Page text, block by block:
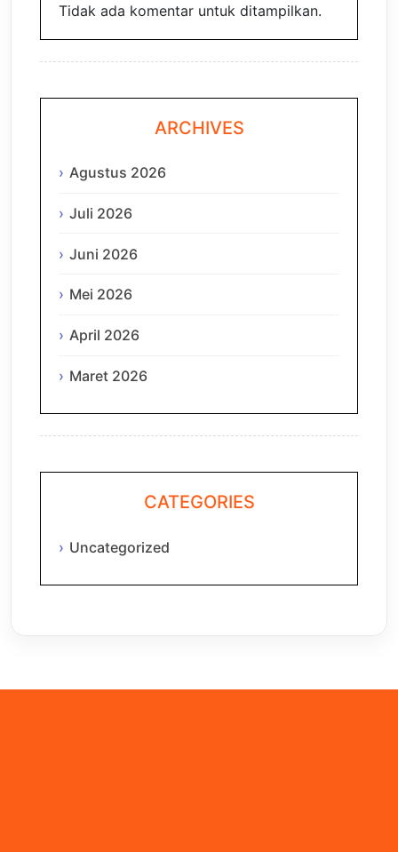
Tidak ada komentar untuk ditampilkan.
ARCHIVES
Agustus 2026
Juli 2026
Juni 2026
Mei 2026
April 2026
Maret 2026
CATEGORIES
Uncategorized